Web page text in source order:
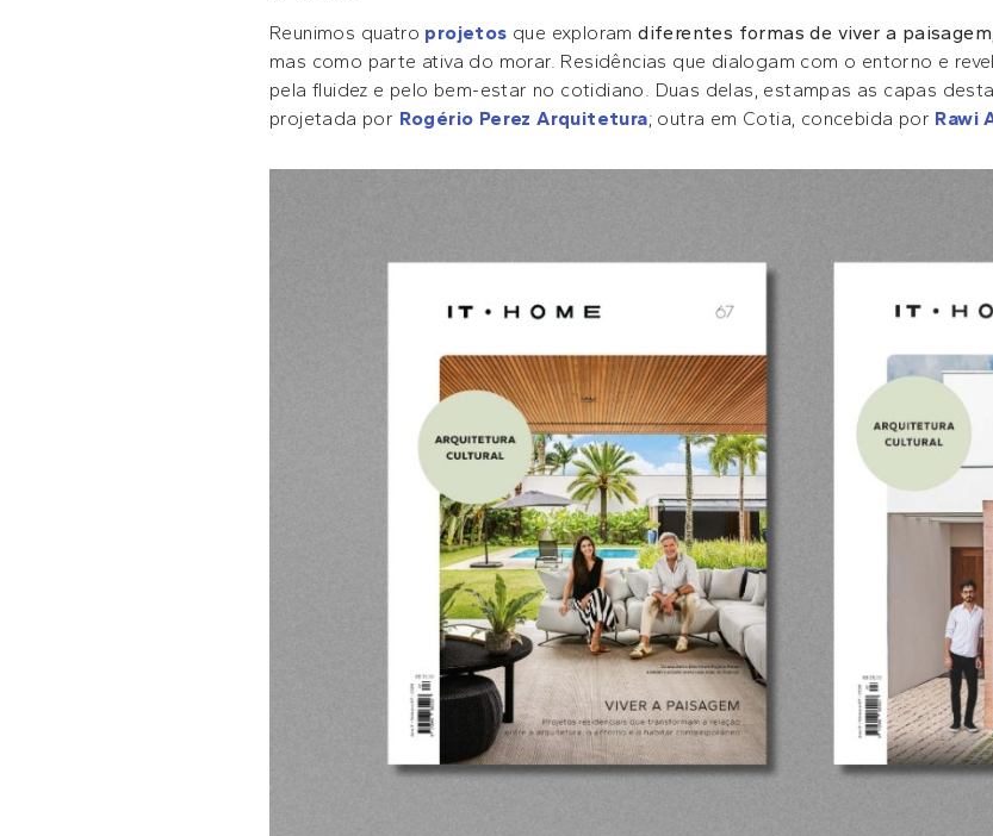
Reunimos quatro projetos que exploramdiferentes formas de viver a paisagem
mas como parte ativa do morar. Residências que dialogam com o entorno e
pela fluidez e pelo bem-estar no cotidiano. Duas delas, estampas as capas
projetada por Rogério Perez Arquitetura; outra em Cotia, concebida por Rawi